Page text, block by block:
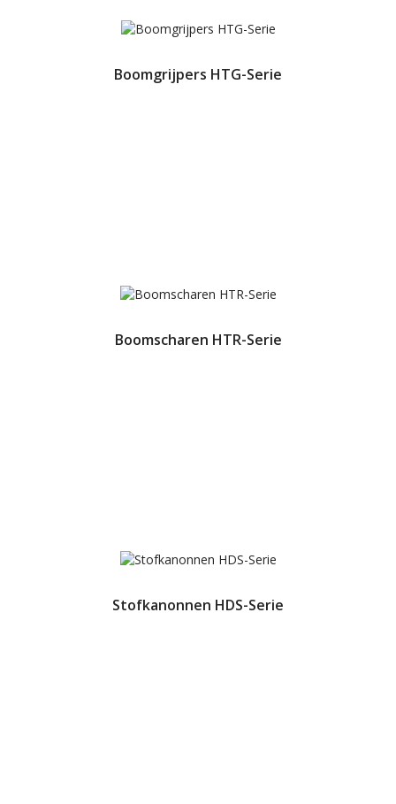
Boomgrijpers HTG-Serie
Boomscharen HTR-Serie
Stofkanonnen HDS-Serie